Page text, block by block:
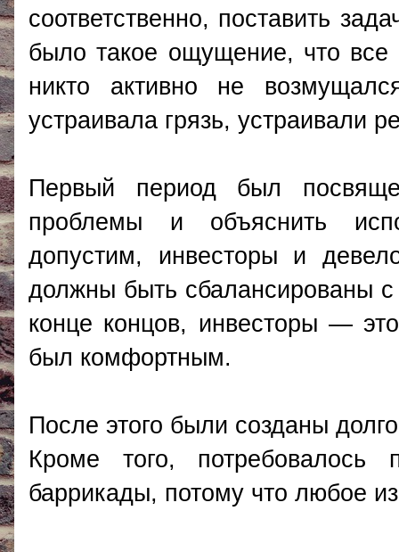
соответственно, поставить
было такое ощущение, что
никто активно не
устраивала грязь, устраивали
Первый период был
проблемы и объяснить
допустим, инвесторы и
должны быть сбалансированы
конце концов, инвесторы —
был комфортным.
После этого были созданы
Кроме того,
баррикады, потому что любое